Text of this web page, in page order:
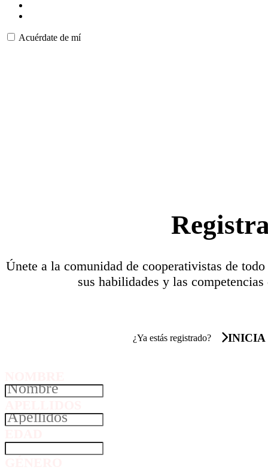
Acuérdate de mí
Únete a la comunidad de cooperativistas de
sus habilidades y las
¿Ya estás registrado? INICIA